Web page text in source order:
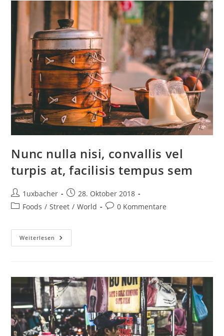
Nunc nulla nisi, convallis vel
turpis at, facilisis tempus sem
1uxbacher
28. Oktober 2018
Foods / Street / World 0 Kommentare
Weiterlesen